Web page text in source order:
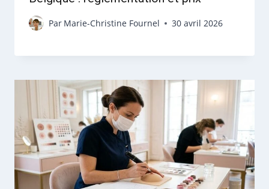
Par Marie-Christine Fournel 30 avril 2026